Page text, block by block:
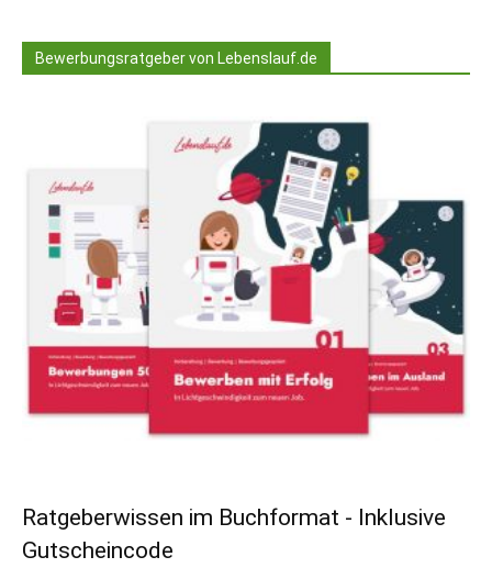
Bewerbungsratgeber von Lebenslauf.de
Ratgeberwissen im Buchformat - Inklusive
Gutscheincode